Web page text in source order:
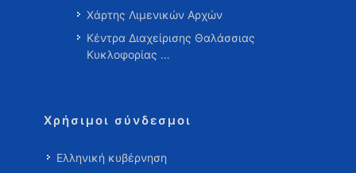
Χάρτης Λιμενικών Αρχών
Κέντρα Διαχείρισης Θαλάσσιας
Κυκλοφορίας …
Χρήσιμοι σύνδεσμοι
Ελληνική κυβέρνηση